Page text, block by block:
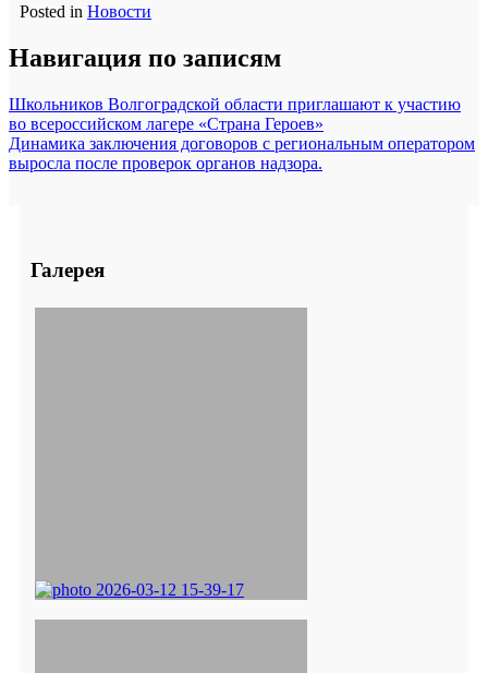
Posted in Новости
Навигация по записям
Школьников Волгоградской области приглашают к участию
во всероссийском лагере «Страна Героев»
Динамика заключения договоров с региональным оператором
выросла после проверок органов надзора.
Галерея